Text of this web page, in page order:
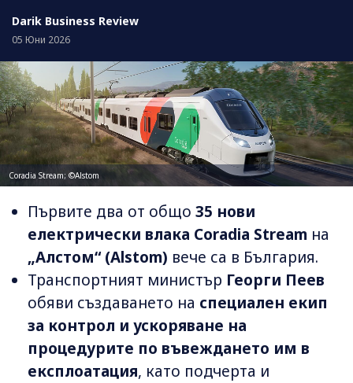
Darik Business Review
05 Юни 2026
Coradia Stream; ©Alstom
Първите два от общо 35 нови
електрически влака Coradia Stream на
„Алстом“ (Alstom) вече са в България.
Транспортният министър Георги Пеев
обяви създаването на специален екип
за контрол и ускоряване на
процедурите по въвеждането им в
експлоатация, като подчерта и